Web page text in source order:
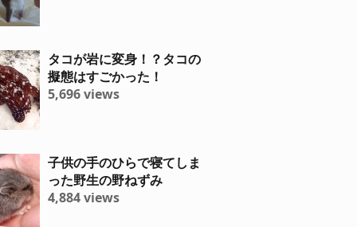
タコが岩に変身！？タコの
擬態はすごかった！
5,696 views
子供の手のひらで寝てしま
った野生の野ねずみ
4,884 views